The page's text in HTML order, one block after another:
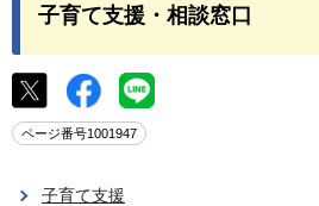
子育て支援・相談窓口
ページ番号1001947
子育て支援